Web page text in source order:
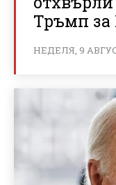
Тръмп за
НЕДЕЛЯ, 9